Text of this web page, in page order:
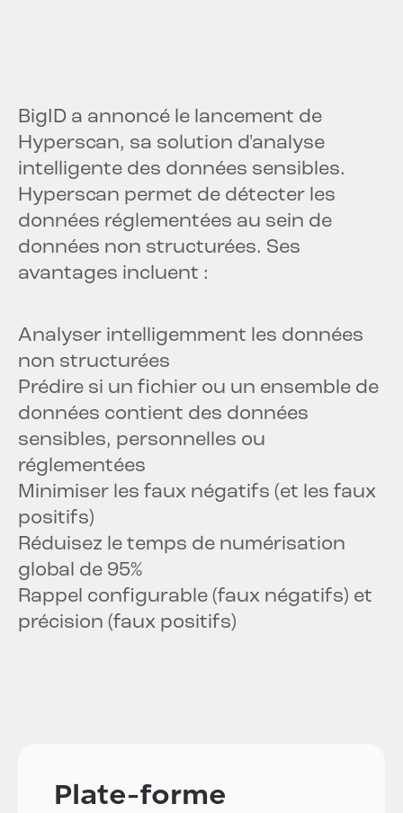
BigID a annoncé le lancement de
Hyperscan, sa solution d'analyse
intelligente des données sensibles.
Hyperscan permet de détecter les
données réglementées au sein de
données non structurées. Ses
avantages incluent :
Analyser intelligemment les données
non structurées
Prédire si un fichier ou un ensemble de
données contient des données
sensibles, personnelles ou
réglementées
Minimiser les faux négatifs (et les faux
positifs)
Réduisez le temps de numérisation
global de 95%
Rappel configurable (faux négatifs) et
précision (faux positifs)
Plate-forme